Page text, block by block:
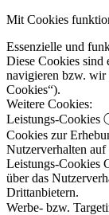
Mit Cookies
Essenzielle und
Diese Cookies sind
navigieren bzw. wir
Cookies“).
Weitere Cookies:
Leistungs-Cookies
Cookies zur
Nutzerverhalten auf
Leistungs-Cookies
über das
Drittanbietern.
Werbe- bzw.